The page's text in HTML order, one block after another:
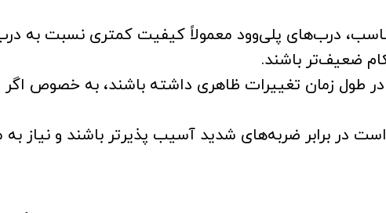
درب‌های پلی‌وود معمولاً کیفیت کمتری نسبت به
ضعیف‌تر باشند.
طول زمان تغییرات ظاهری داشته باشند، به خصوص اگر
در برابر ضربه‌های شدید آسیب پذیرتر باشند و نیاز به